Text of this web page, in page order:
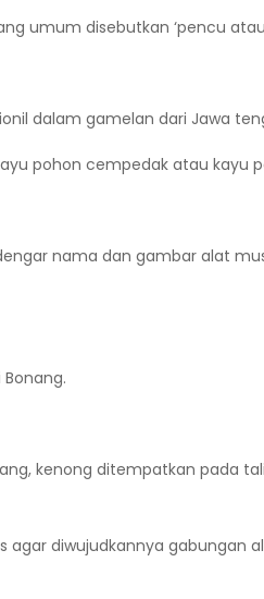
umum disebutkan ‘pencu
dalam gamelan dari Jawa
pohon cempedak atau kayu
nama dan gambar alat
kenong ditempatkan pada
agar diwujudkannya gabungan